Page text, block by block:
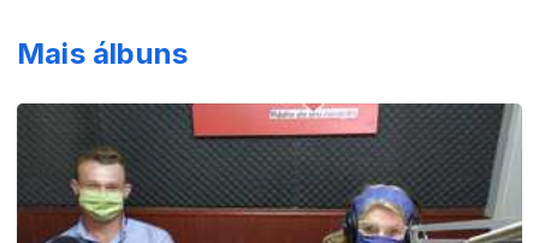
Mais álbuns